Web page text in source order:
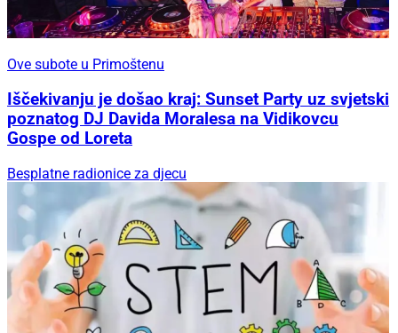
Ove subote u Primoštenu
Iščekivanju je došao kraj: Sunset Party uz svjetski
poznatog DJ Davida Moralesa na Vidikovcu
Gospe od Loreta
Besplatne radionice za djecu